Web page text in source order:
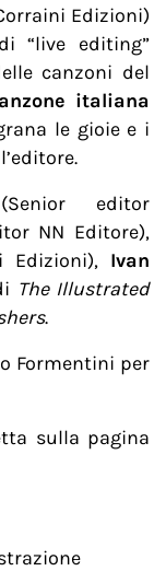
Edizioni)
“live editing”
canzoni del
italiana
le gioie e i
editor
NN Editore),
Edizioni), Ivan
The Illustrated
.
Formentini per
sulla pagina